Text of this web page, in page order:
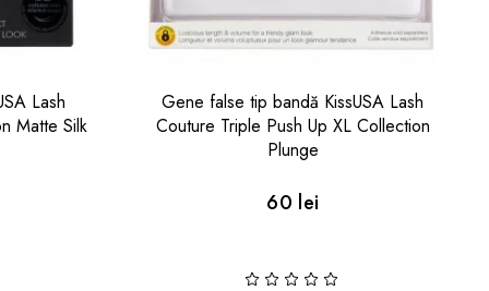
Lash
Collection
Gene false tip bandă KissUSA MLBB No
Filters
60 lei